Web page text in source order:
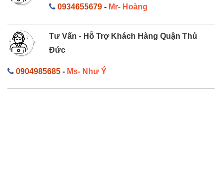
0934655679- Mr- Hoàng
Tư Vấn - Hỗ Trợ Khách Hàng Quận Thủ
Đức
0904985685 - Ms- Như Ý